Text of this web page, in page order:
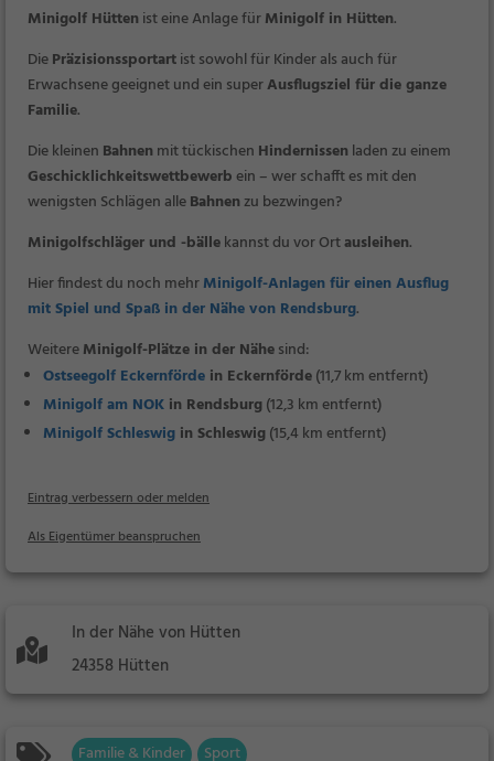
Minigolf Hütten ist eine Anlage fürMinigolf in Hütten.
DiePräzisionssportartist sowohl für Kinder als auch für
Erwachsene geeignet und ein superAusflugsziel für die ganze
Familie.
Die kleinen Bahnen mit tückischen Hindernissen laden zu einem
Geschicklichkeitswettbewerbein – wer schafft es mit den
wenigsten Schlägen alleBahnenzu bezwingen?
Minigolfschläger und -bällekannst du vor Ortausleihen.
Hier findest du noch mehrMinigolf-Anlagen für einen Ausflug
mit Spiel und Spaß in der Nähe von Rendsburg.
WeitereMinigolf-Plätze in der Nähesind:
Ostseegolf Eckernförde in Eckernförde(11,7 km entfernt)
Minigolf am NOK in Rendsburg(12,3 km entfernt)
Minigolf Schleswig in Schleswig(15,4 km entfernt)
Eintrag verbessern oder melden
Als Eigentümer beanspruchen
In der Nähe von Hütten
24358 Hütten
Familie & Kinder Sport